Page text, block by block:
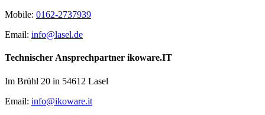
Mobile: 0162-2737939
Email: info@lasel.de
Technischer Ansprechpartner ikoware.IT
Im Brühl 20 in 54612 Lasel
Email: info@ikoware.it